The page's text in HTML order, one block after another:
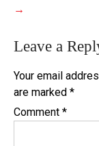
→
Leave a
Your email
are marked *
Comment *